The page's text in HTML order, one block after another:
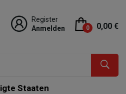
Register
Anmelden
0 0,00 €
Staaten